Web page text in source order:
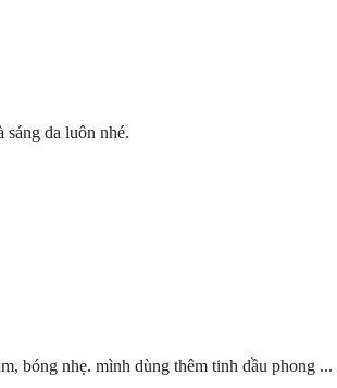
sáng da luôn nhé.
bóng nhẹ. mình dùng thêm tinh dầu phong ...